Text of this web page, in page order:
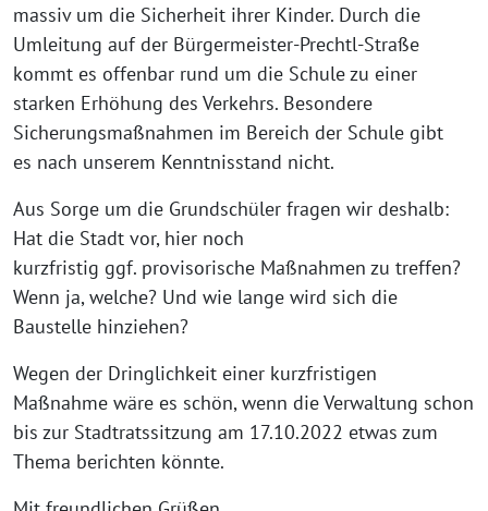
massiv um die Sicherheit ihrer Kinder. Durch die
Umleitung auf der Bürgermeister-Prechtl-Straße
kommt es offenbar rund um die Schule zu einer
starken Erhöhung des Verkehrs. Besondere
Sicherungsmaßnahmen im Bereich der Schule gibt
es nach unserem Kenntnisstand nicht.
Aus Sorge um die Grundschüler fragen wir deshalb:
Hat die Stadt vor, hier noch
kurzfristig ggf. provisorische Maßnahmen zu treffen?
Wenn ja, welche? Und wie lange wird sich die
Baustelle hinziehen?
Wegen der Dringlichkeit einer kurzfristigen
Maßnahme wäre es schön, wenn die Verwaltung schon
bis zur Stadtratssitzung am 17.10.2022 etwas zum
Thema berichten könnte.